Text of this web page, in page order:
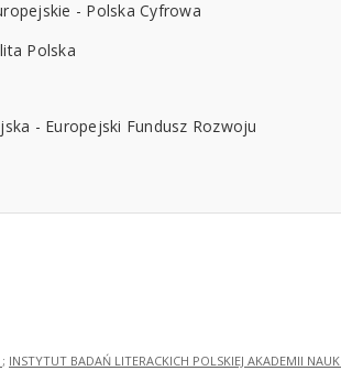
; INSTYTUT BADAŃ LITERACKICH POLSKIEJ AKADEMII NAUK